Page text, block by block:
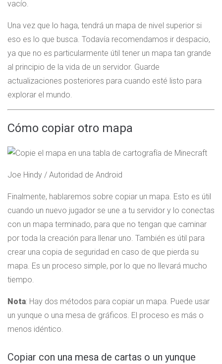
vacío.
Una vez que lo haga, tendrá un mapa de nivel superior si
eso es lo que busca. Todavía recomendamos ir despacio,
ya que no es particularmente útil tener un mapa tan grande
al principio de la vida de un servidor. Guarde
actualizaciones posteriores para cuando esté listo para
explorar el mundo.
Cómo copiar otro mapa
Joe Hindy / Autoridad de Android
Finalmente, hablaremos sobre copiar un mapa. Esto es útil
cuando un nuevo jugador se une a tu servidor y lo conectas
con un mapa terminado, para que no tengan que caminar
por toda la creación para llenar uno. También es útil para
crear una copia de seguridad en caso de que pierda su
mapa. Es un proceso simple, por lo que no llevará mucho
tiempo.
Nota: Hay dos métodos para copiar un mapa. Puede usar
un yunque o una mesa de gráficos. El proceso es más o
menos idéntico.
Copiar con una mesa de cartas o un yunque